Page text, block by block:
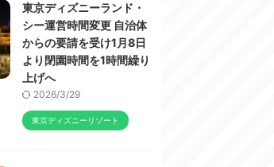
東京ディズニーランド・
シー運営時間変更 自治体
からの要請を受け1月8日
より閉園時間を1時間繰り
上げへ
2026/3/29
東京ディズニーリゾート